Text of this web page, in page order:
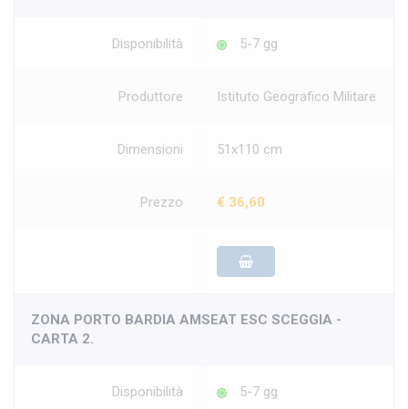
Disponibilità 5-7 gg
Produttore Istituto Geografico Militare
Dimensioni 51x110 cm
Prezzo € 36,60
ZONA PORTO BARDIA AMSEAT ESC SCEGGIA -
CARTA 2.
Disponibilità 5-7 gg